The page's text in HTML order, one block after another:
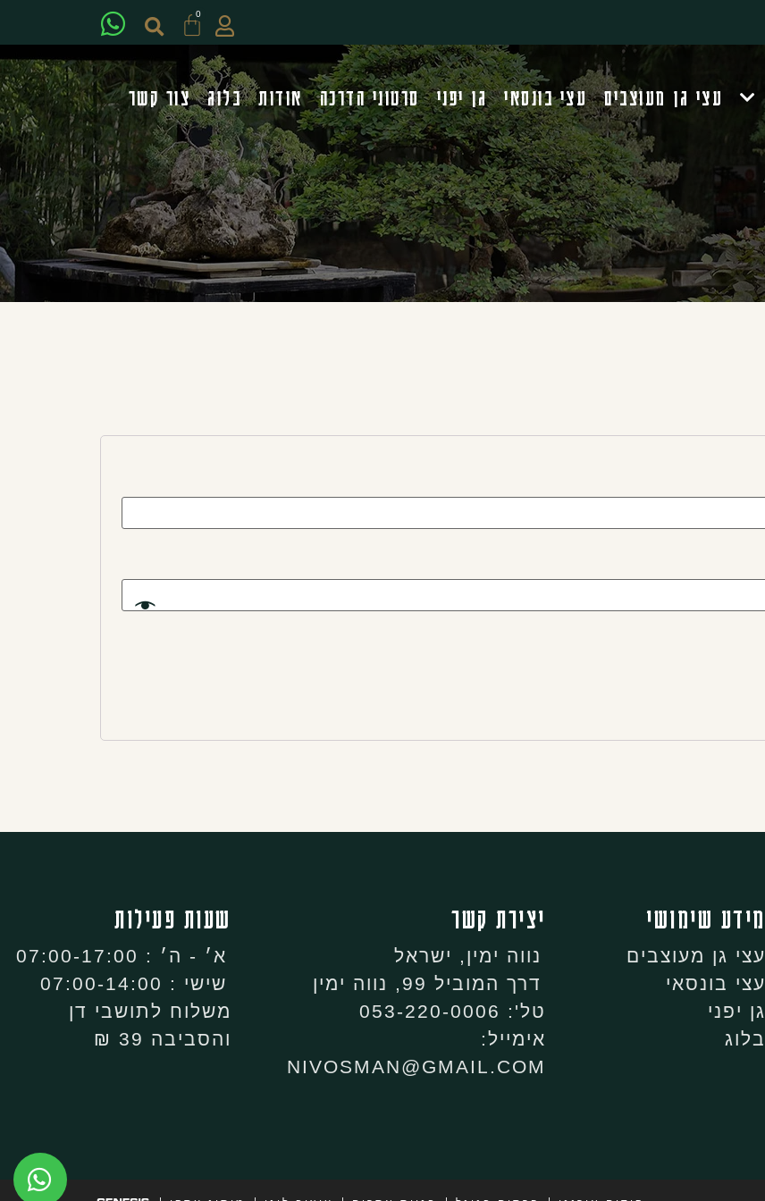
0
עצי גן מעוצבים עצי בונסאי גן יפני סרטוני הדרכה אודות בלוג צור קשר
מידע שימושי
עצי גן מעוצבים
עצי בונסאי
גן יפני
בלוג
יצירת קשר
נווה ימין, ישראל
דרך המוביל 99, נווה ימין
טל': 053-220-0006
אימייל:
NIVOSMAN@GMAIL.COM
שעות פעילות
א׳ - ה׳ : 07:00-17:00
שישי : 07:00-14:00
משלוח לתושבי דן
והסביבה 39 ₪